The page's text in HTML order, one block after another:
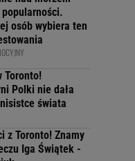
osób wybiera ten
Toronto!
Polki nie dała
świata
z Toronto! Znamy
Iga Świątek -